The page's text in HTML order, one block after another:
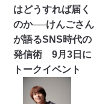
はどうすれば届く
のか──けんごさん
が語るSNS時代の
発信術 9月3日に
トークイベント